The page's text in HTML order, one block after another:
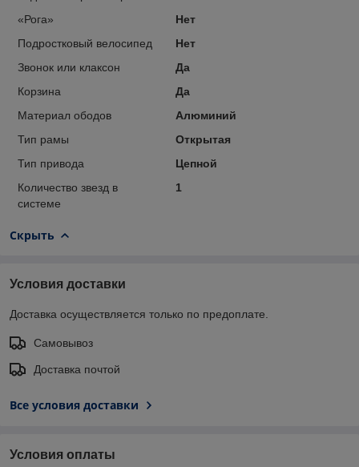
«Рога»
Нет
Подростковый велосипед
Нет
Звонок или клаксон
Да
Корзина
Да
Материал ободов
Алюминий
Тип рамы
Открытая
Тип привода
Цепной
Количество звезд в
системе
1
Скрыть
Условия доставки
Доставка осуществляется только по предоплате.
Самовывоз
Доставка почтой
Все условия доставки
Условия оплаты